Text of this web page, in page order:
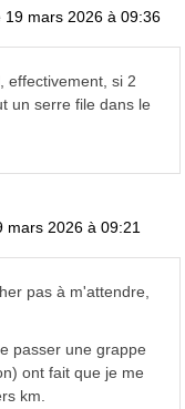
19 mars 2026 à 09:36
effectivement, si 2
un serre file dans le
mars 2026 à 09:21
pas à m'attendre,
passer une grappe
ont fait que je me
km.